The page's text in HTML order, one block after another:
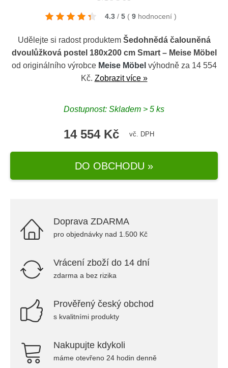
4.3 / 5 ( 9 hodnocení )
Udělejte si radost produktem Šedohnědá čalouněná
dvoulůžková postel 180x200 cm Smart – Meise Möbel
od originálního výrobce Meise Möbel výhodně za 14 554
Kč. Zobrazit více »
Dostupnost: Skladem > 5 ks
14 554 Kč vč. DPH
DO OBCHODU »
Doprava ZDARMA
pro objednávky nad 1.500 Kč
Vrácení zboží do 14 dní
zdarma a bez rizika
Prověřený český obchod
s kvalitními produkty
Nakupujte kdykoli
máme otevřeno 24 hodin denně